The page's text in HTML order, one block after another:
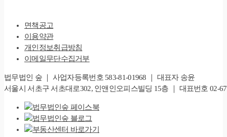
면책공고
이용약관
개인정보취급방침
이메일무단수집거부
법무법인 숲 ｜ 사업자등록번호 583-81-01968 ｜ 대표자 송윤
서울시 서초구 서초대로302, 인앤인오피스빌딩 15층 ｜ 대표번호 02-